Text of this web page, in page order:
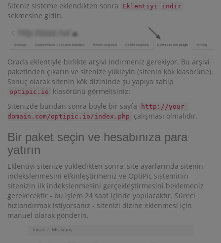
Siteniz sisteme eklendikten sonra Eklentiyi indir
sekmesine gidin.
Orada eklentiyle birlikte arşivi indirmeniz gerekiyor. Bu arşivi
paketinden çıkarın ve sitenize yükleyin (sitenin kök klasörüne).
Sonuç olarak sitenin kök dizininde şu yapıya sahip
optipic.io
klasörünü görmelisiniz:
Sitenizde bundan sonra böyle bir sayfa
http://your-
domain.com/optipic.io/index.php
çalışması olmalıdır.
Bir paket seçin ve hesabınıza para
yatırın
Eklentiyi sitenize yükledikten sonra, site ayarlarında sitenin
indekslenmesini etkinleştirmeniz ve OptiPic sisteminin
sitenizin ilk indekslenmesini gerçekleştirmesini beklemeniz
gerekecektir - bu işlem 24 saat içinde yapılacaktır. Süreci
hızlandırmak istiyorsanız - sitenizi dizine eklenmesi için
manuel olarak gönderin.